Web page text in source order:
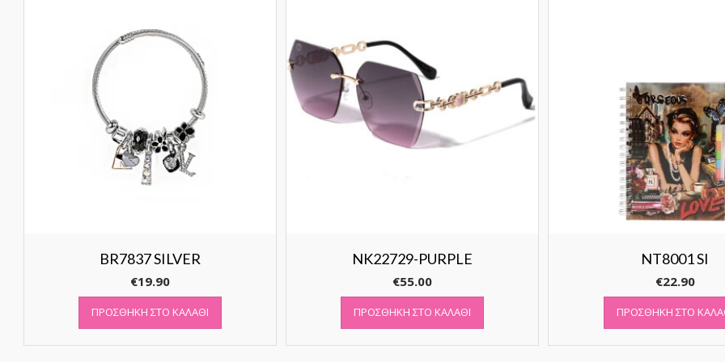
BR7837 SILVER
€19.90
ΠΡΟΣΘΉΚΗ ΣΤΟ ΚΑΛΆΘΙ
NK22729-PURPLE
€55.00
ΠΡΟΣΘΉΚΗ ΣΤΟ ΚΑΛΆΘΙ
NT8001 SI
€22.90
ΠΡΟΣΘΉΚΗ ΣΤΟ